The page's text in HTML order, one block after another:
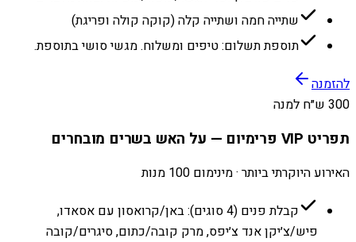
שתייה חמה ושתייה קלה (קוקה קולה ופריגת)
תוספת תשלום: טיפים ומשלוח. מגשי סושי בתוספת.
להזמנה
300 ש״ח למנה
תפריט VIP פרימיום — על האש בשרים מובחרים
האירוע היוקרתי ביותר · מינימום 100 מנות
קבלת פנים (4 סוגים): באן/קרואסון עם אסאדו,
פיש/צ׳יקן אנד צ׳יפס, מרק קובה/כתום, סיגרים/קובה